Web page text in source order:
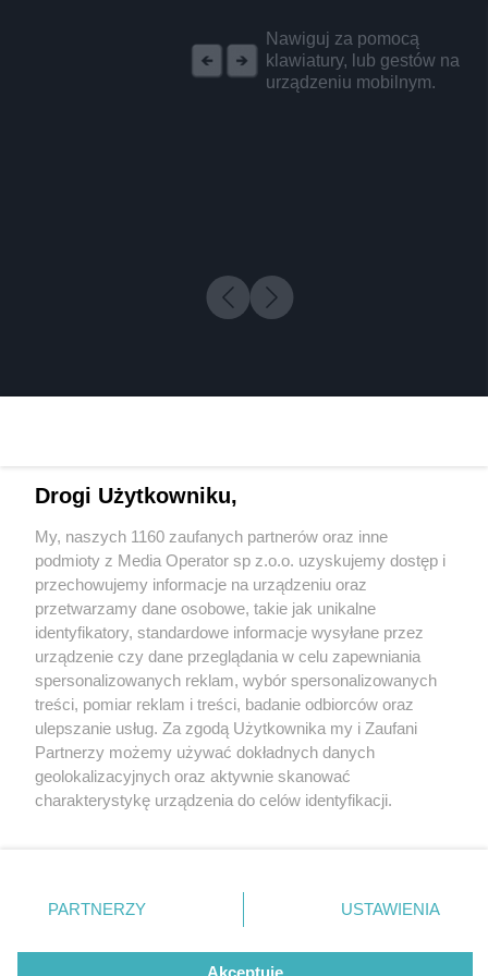
Nawiguj za pomocą
klawiatury, lub gestów na
urządzeniu mobilnym.
1 / 0
Wydawca mediów lokalnych
Nie zapomnij
zapoznać się z:
polityką prywatności regulamin korzystania z portali
Twojemiasto
Piekary Śląskie
Chorzów
Tarnowskie Góry
Gliwice
Skontakuj sięz nami
Kontakt
Wydawca
Redakcja
Drogi Użytkowniku,
My, naszych 1160 zaufanych partnerów oraz inne
podmioty z Media Operator sp z.o.o. uzyskujemy dostęp i
przechowujemy informacje na urządzeniu oraz
przetwarzamy dane osobowe, takie jak unikalne
identyfikatory, standardowe informacje wysyłane przez
urządzenie czy dane przeglądania w celu zapewniania
spersonalizowanych reklam, wybór spersonalizowanych
treści, pomiar reklam i treści, badanie odbiorców oraz
ulepszanie usług. Za zgodą Użytkownika my i Zaufani
Partnerzy możemy używać dokładnych danych
geolokalizacyjnych oraz aktywnie skanować
charakterystykę urządzenia do celów identyfikacji.
zmienić/wycofać klikając przycisk ustawień prywatności
znajdujący się w lewym dolnym rogu strony
rodzaje przetwarzania danych nie wymagają zgody
użytkownika, ale masz prawo sprzeciwić się takiemu
PARTNERZY USTAWIENIA
Akceptuję